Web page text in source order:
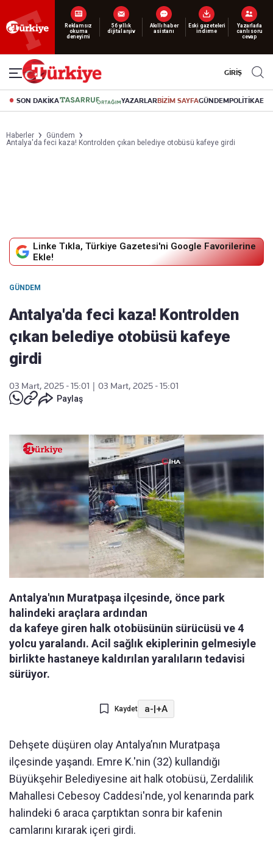
Yeni nesil dijital
abonelik 19 TL’den başlayan fiyatlarla.
GİRİŞ
SON DAKİKA YAZARLARBİZİM SAYFAGÜNDEMPOLİTİKA
Haberler
Gündem
Antalya'da feci kaza! Kontrolden çıkan belediye otobüsü kafeye girdi
Linke Tıkla, Türkiye Gazetesi'ni Google Favorilerine
Ekle!
GÜNDEM
Antalya'da feci kaza! Kontrolden
çıkan belediye otobüsü kafeye
girdi
03 Mart, 2025 - 15:01
03 Mart, 2025 - 15:01
Paylaş
Antalya'nın Muratpaşa ilçesinde, önce park
halindeki araçlara ardından
da kafeye giren halk otobüsünün sürücüsü ve 4
yolcu yaralandı. Acil sağlık ekiplerinin gelmesiyle
birlikte hastaneye kaldırılan yaralıların tedavisi
sürüyor.
Kaydet a-|+A
Dehşete düşüren olay Antalya’nın Muratpaşa
ilçesinde yaşandı. Emre K.'nin (32) kullandığı
Büyükşehir Belediyesine ait halk otobüsü, Zerdalilik
Mahallesi Cebesoy Caddesi'nde, yol kenarında park
halindeki 6 araca çarptıktan sonra bir kafenin
camlarını kırarak içeri girdi.